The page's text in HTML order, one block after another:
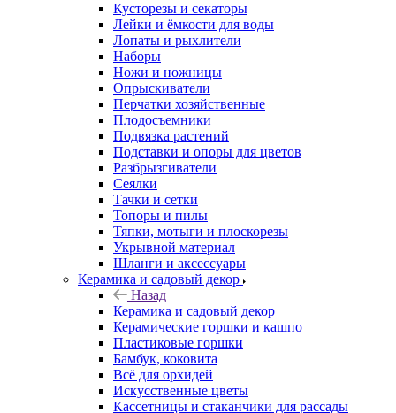
Кусторезы и секаторы
Лейки и ёмкости для воды
Лопаты и рыхлители
Наборы
Ножи и ножницы
Опрыскиватели
Перчатки хозяйственные
Плодосъемники
Подвязка растений
Подставки и опоры для цветов
Разбрызгиватели
Сеялки
Тачки и сетки
Топоры и пилы
Тяпки, мотыги и плоскорезы
Укрывной материал
Шланги и аксессуары
Керамика и садовый декор
Назад
Керамика и садовый декор
Керамические горшки и кашпо
Пластиковые горшки
Бамбук, коковита
Всё для орхидей
Искусственные цветы
Кассетницы и стаканчики для рассады